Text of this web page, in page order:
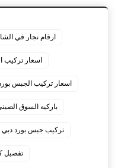
ارقام نجار في
اسعار تركيب
اسعار تركيب الجبس
باركيه السوق
تركيب جبس بورد دبي
تفصيل